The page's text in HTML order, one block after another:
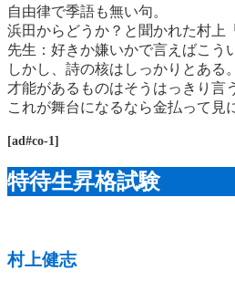
自由律で季語も無い句。
浜田からどうか？と聞かれた村上
先生：好きか嫌いかで言えばこう
しかし、詩の核はしっかりとある
才能があるものはそうはっきり言
これが舞台になるなら金払って見
[ad#co-1]
特待生昇格試験
村上健志